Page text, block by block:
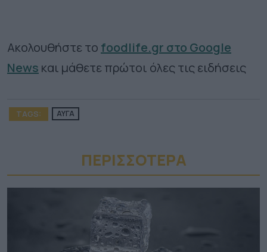
Ακολουθήστε το foodlife.gr στο Google
News και μάθετε πρώτοι όλες τις ειδήσεις
TAGS: ΑΥΓΑ
ΠΕΡΙΣΣΟΤΕΡA